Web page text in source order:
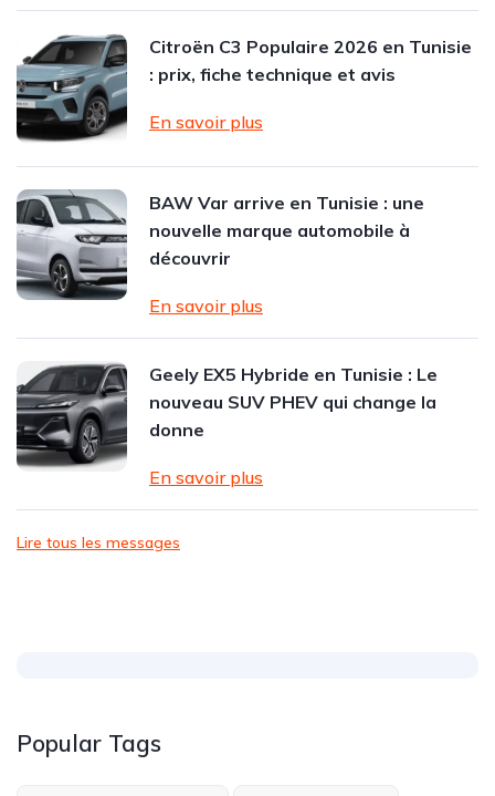
Citroën C3 Populaire 2026 en Tunisie
: prix, fiche technique et avis
En savoir plus
BAW Var arrive en Tunisie : une
nouvelle marque automobile à
découvrir
En savoir plus
Geely EX5 Hybride en Tunisie : Le
nouveau SUV PHEV qui change la
donne
En savoir plus
Lire tous les messages
Popular Tags